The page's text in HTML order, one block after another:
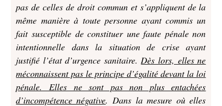
pas de celles de droit commun et s’appliquent de la
même manière à toute personne ayant commis un
fait susceptible de constituer une faute pénale non
intentionnelle dans la situation de crise ayant
justifié l’état d’urgence sanitaire.Dès lors, elles ne
méconnaissent pas le principe d’égalité devant la loi
pénale. Elles ne sont pas non plus entachées
d’incompétence négative. Dans la mesure où elles